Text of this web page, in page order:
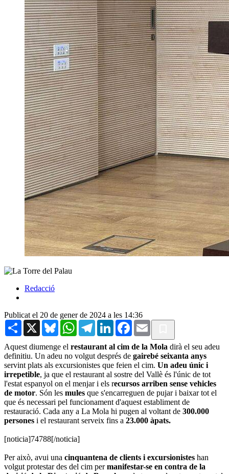
Redacció
Publicat el 20 de gener de 2024 a les 14:36
Share X BlueskyWhatsAppTelegramLinkedInFacebook
Email
Aquest diumenge el restaurant al cim de la Mola dirà el seu adeu
definitiu. Un adeu no volgut després de gairebé seixanta anys
servint plats als excursionistes que feien el cim. Un adeu únic i
irrepetible, ja que el restaurant al sostre del Vallè és l'únic de tot
l'estat espanyol on el menjar i els recursos arriben sense vehicles
de motor. Són les mules que s'encarreguen de pujar i baixar tot el
que és necessari pel funcionament d'aquest establiment de
restauració. Cada any a La Mola hi pugen al voltant de 300.000
persones i el restaurant serveix fins a 23.000 àpats.
[noticia]74788[/noticia]
Per això, avui una cinquantena de clients i excursionistes han
volgut protestar des del cim permanifestar-se en contra de la